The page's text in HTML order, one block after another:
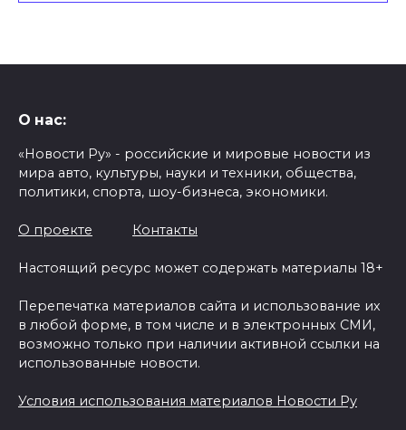
О нас:
«Новости Ру» - российские и мировые новости из
мира авто, культуры, науки и техники, общества,
политики, спорта, шоу-бизнеса, экономики.
О проекте Контакты
Настоящий ресурс может содержать материалы 18+
Перепечатка материалов сайта и использование их
в любой форме, в том числе и в электронных СМИ,
возможно только при наличии активной ссылки на
использованные новости.
Условия использования материалов Новости Ру